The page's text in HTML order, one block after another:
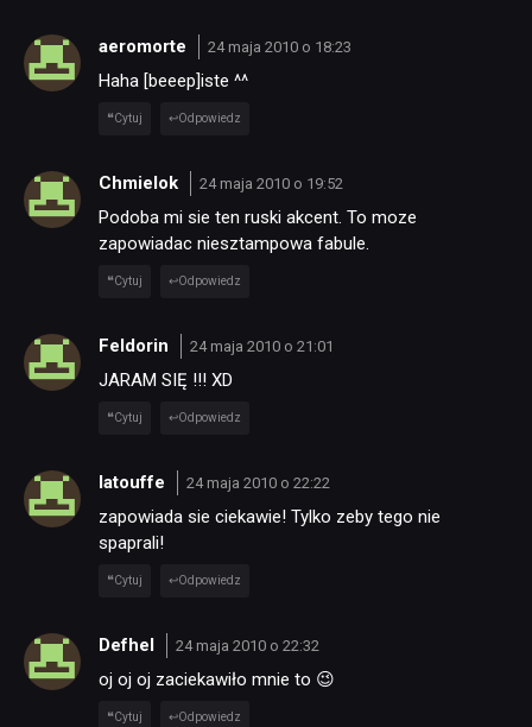
aeromorte 24 maja 2010 o 18:23
Haha [beeep]iste ^^
Cytuj Odpowiedz
Chmielok 24 maja 2010 o 19:52
Podoba mi sie ten ruski akcent. To moze
zapowiadac niesztampowa fabule.
Cytuj Odpowiedz
Feldorin 24 maja 2010 o 21:01
JARAM SIĘ !!! XD
Cytuj Odpowiedz
latouffe 24 maja 2010 o 22:22
zapowiada sie ciekawie! Tylko zeby tego nie
spaprali!
Cytuj Odpowiedz
Defhel 24 maja 2010 o 22:32
oj oj oj zaciekawiło mnie to 😉
Cytuj Odpowiedz